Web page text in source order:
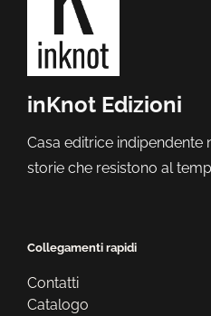
inKnot Edizioni
Casa editrice indipendente
storie che resistono al
Collegamenti rapidi
Contatti
Catalogo